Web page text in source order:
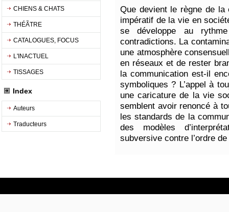
CHIENS & CHATS
THÉÃTRE
CATALOGUES, FOCUS
L'INACTUEL
TISSAGES
Index
Auteurs
Traducteurs
Que devient le règne de la
impératif de la vie en
se développe au
contradictions. La
une atmosphère
en réseaux et de rester
la communication est-il
symboliques ? L’appel à
une caricature de la vie
semblent avoir renoncé à
les standards de la
des modèles
subversive contre l’ordre